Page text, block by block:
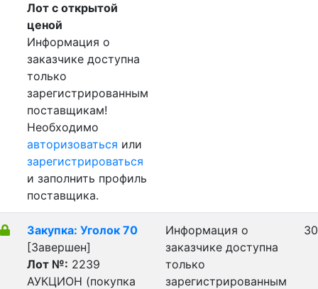
Лот с открытой
ценой
Информация о
заказчике доступна
только
зарегистрированным
поставщикам!
Необходимо
авторизоваться или
зарегистрироваться
и заполнить профиль
поставщика.
Закупка: Уголок 70
[Завершен]
Лот №: 2239
АУКЦИОН (покупка
Информация о
заказчике доступна
только
зарегистрированным